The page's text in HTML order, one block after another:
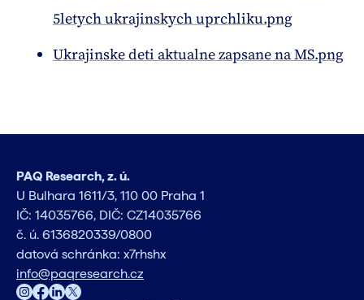
5letych ukrajinskych uprchliku.png
Ukrajinske deti aktualne zapsane na MS.png
PAQ Research, z. ú.
U Bulhara 1611/3, 110 00 Praha 1
IČ: 14035766, DIČ: CZ14035766
č. ú. 6136820339/0800
datová schránka: x7rhshx
info@paqresearch.cz